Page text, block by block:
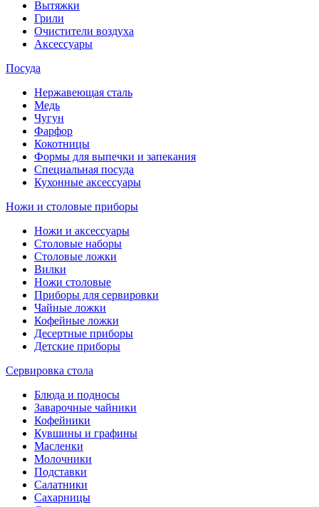
Вытяжки
Грили
Очистители воздуха
Аксессуары
Посуда
Нержавеющая сталь
Медь
Чугун
Фарфор
Кокотницы
Формы для выпечки и запекания
Специальная посуда
Кухонные аксессуары
Ножи и столовые приборы
Ножи и аксессуары
Столовые наборы
Столовые ложки
Вилки
Ножи столовые
Приборы для сервировки
Чайные ложки
Кофейные ложки
Десертные приборы
Детские приборы
Сервировка стола
Блюда и подносы
Заварочные чайники
Кофейники
Кувшины и графины
Масленки
Молочники
Подставки
Салатники
Сахарницы